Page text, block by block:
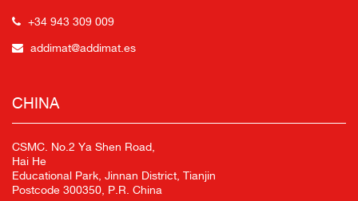
+34 943 309 009
addimat@addimat.es
CHINA
CSMC. No.2 Ya Shen Road,
Hai He
Educational Park, Jinnan District, Tianjin
Postcode 300350, P.R. China